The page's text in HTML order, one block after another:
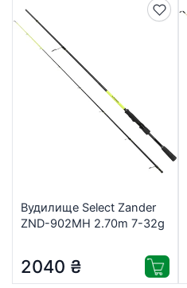
Вудилище Select Zander
ZND-902MH 2.70m 7-32g
2040 ₴